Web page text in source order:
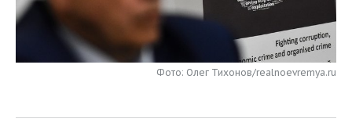
ЭНЕРГЕТИКА
ТРАНСПОРТ
IT
НОВОСТИ МЕРОПРИЯТИЙ
ВЫЕЗДНАЯ РЕДАКЦИЯ
СПОРТ
НОВОСТИ СПОРТА
ОБЩЕСТВО
Фото: Олег Тихонов/realnoevremya.ru